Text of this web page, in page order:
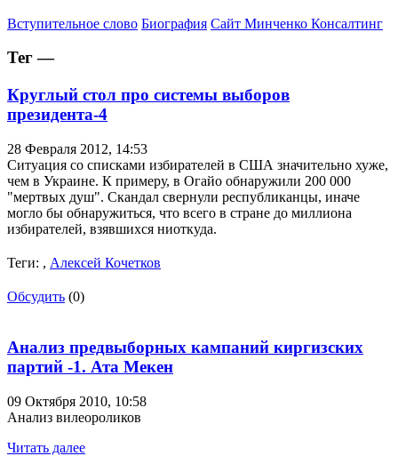
Вступительное слово Биография Сайт Минченко Консалтинг
Тег —
Круглый стол про системы выборов
президента-4
28 Февраля 2012, 14:53
Ситуация со списками избирателей в США значительно хуже,
чем в Украине. К примеру, в Огайо обнаружили 200 000
"мертвых душ". Скандал свернули республиканцы, иначе
могло бы обнаружиться, что всего в стране до миллиона
избирателей, взявшихся ниоткуда.
Теги: , Алексей Кочетков
Обсудить (0)
Анализ предвыборных кампаний киргизских
партий -1. Ата Мекен
09 Октября 2010, 10:58
Анализ вилеороликов
Читать далее